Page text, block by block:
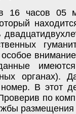
16 часов 05
органах).
В этот
по